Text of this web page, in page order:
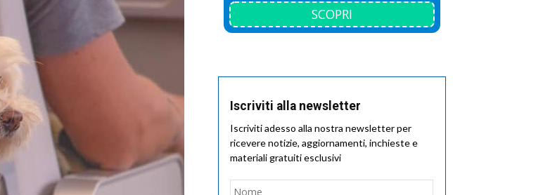
SCOPRI
Iscriviti alla newsletter
Iscriviti adesso alla nostra newsletter per
ricevere notizie, aggiornamenti, inchieste e
materiali gratuiti esclusivi
Nome